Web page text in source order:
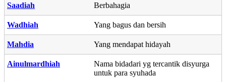
Saadiah Berbahagia
Wadhiah Yang bagus dan bersih
Mahdia Yang mendapat hidayah
Ainulmardhiah
Nama bidadari yg tercantik disyurga
untuk para syuhada